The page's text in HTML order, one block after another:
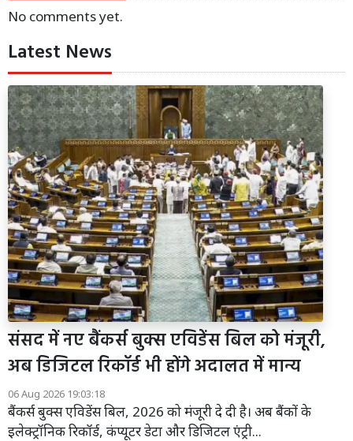
No comments yet.
Latest News
संसद में नए बैंकर्स बुक्स एविडेंस बिल को मंजूरी,
अब डिजिटल रिकॉर्ड भी होंगे अदालत में मान्य
06 Aug 2026 19:03:18
बैंकर्स बुक्स एविडेंस बिल, 2026 को मंजूरी दे दी है। अब बैंकों के
इलेक्ट्रॉनिक रिकॉर्ड, कंप्यूटर डेटा और डिजिटल एंट्री...